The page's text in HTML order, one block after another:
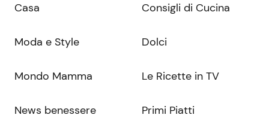
Casa
Moda e Style
Mondo Mamma
News benessere
Consigli di Cucina
Dolci
Le Ricette in TV
Primi Piatti